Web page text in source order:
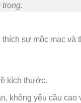
trọng.
sự mộc mạc và
kích thước.
không yêu cầu cao